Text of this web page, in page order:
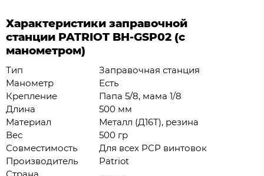
Характеристики заправочной
станции PATRIOT BH-GSP02 (с
манометром)
Тип
Заправочная станция
Манометр
Есть
Крепление
Папа 5/8, мама 1/8
Длина
500 мм
Материал
Металл (Д16Т), резина
Вес
500 гр
Совместимость
Для всех РСР винтовок
Производитель
Patriot